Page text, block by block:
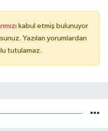
kabul etmiş bulunuyor
Yazılan yorumlardan
tutulamaz.